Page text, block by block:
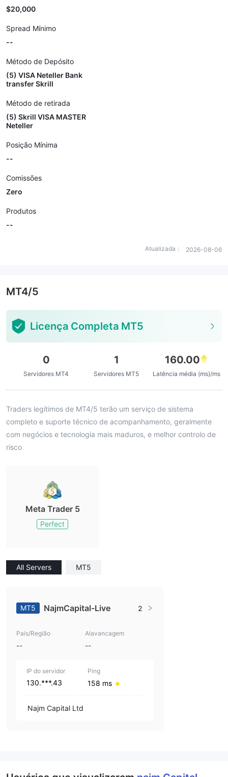
$20,000
Spread Mínimo
--
Método de Depósito
(5) VISA Neteller Bank
transfer Skrill
Método de retirada
(5) Skrill VISA MASTER
Neteller
Posição Mínima
--
Comissões
Zero
Produtos
--
Atualizada： 2026-08-06
MT4/5
Licença Completa MT5
0
Servidores MT4
1
Servidores MT5
160.00
Latência média (ms)/ms
Traders legítimos de MT4/5 terão um serviço de sistema
completo e suporte técnico de acompanhamento, geralmente
com negócios e tecnologia mais maduros, e melhor controlo de
risco
Meta Trader 5
Perfect
All Servers MT5
MT5 NajmCapital-Live 2
Pais/Região
--
Alavancagem
--
IP do servidor
130.***.43
Ping
158 ms
Najm Capital Ltd